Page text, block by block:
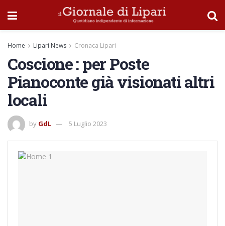
Home Lipari News Cronaca Lipari
Coscione : per Poste
Pianoconte già visionati altri
locali
by GdL 5 Luglio 2023